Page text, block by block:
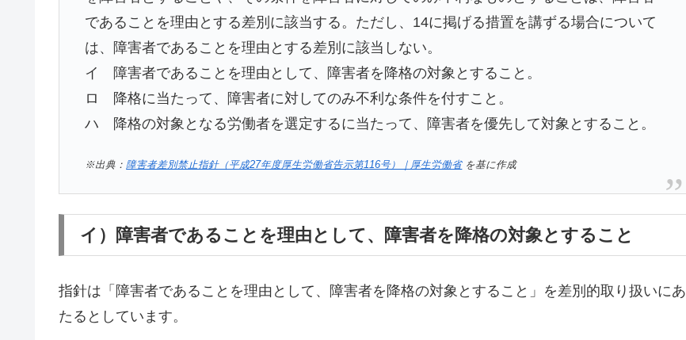
であることを理由とする差別に該当する。ただし、14に掲げる措置を講ずる場合について
は、障害者であることを理由とする差別に該当しない。
イ 障害者であることを理由として、障害者を降格の対象とすること。
ロ 降格に当たって、障害者に対してのみ不利な条件を付すこと。
ハ 降格の対象となる労働者を選定するに当たって、障害者を優先して対象とすること。
※出典：障害者差別禁止指針（平成27年度厚生労働省告示第116号）｜厚生労働省を基に作成
イ）障害者であることを理由として、障害者を降格の対象とすること
指針は「障害者であることを理由として、障害者を降格の対象とすること」を差別的取り扱いにあ
たるとしています。